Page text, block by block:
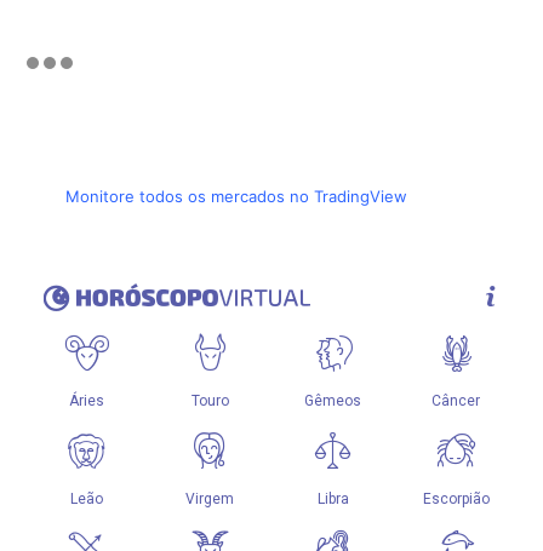
Monitore todos os mercados no TradingView